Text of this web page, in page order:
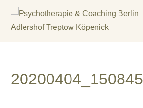
Skip
20200404_150845